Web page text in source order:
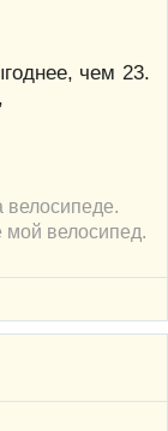
чем 23.
велосипеде.
мой велосипед.